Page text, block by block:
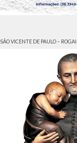
SÃO VICENTE DE PAULO – ROGAI